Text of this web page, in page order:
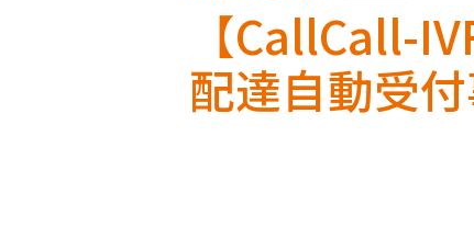
【CallCall-
配達自動受